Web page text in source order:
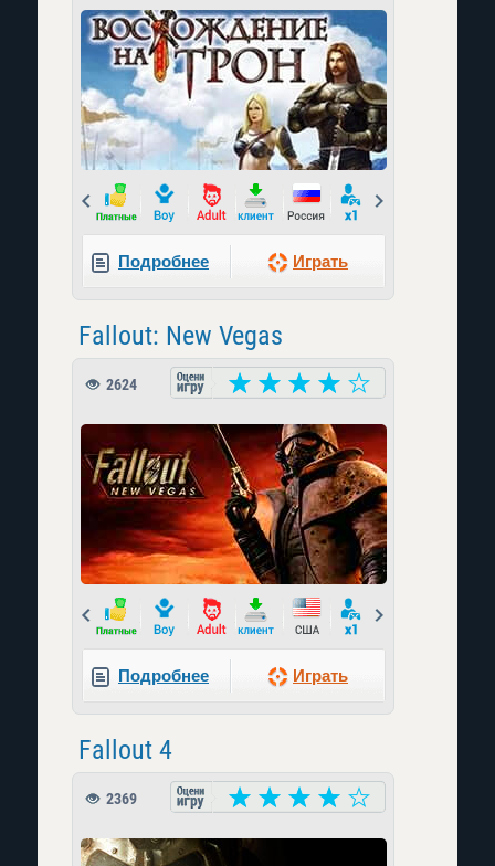
Prev
Подробнее Играть
Fallout: New Vegas
2624
Prev
Подробнее Играть
Fallout 4
2369